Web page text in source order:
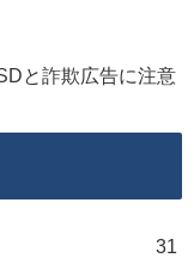
と詐欺広告に注意
31